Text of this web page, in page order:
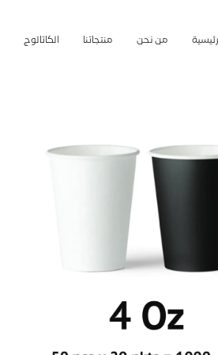
من نحن منتجاتنا الكاتالوج